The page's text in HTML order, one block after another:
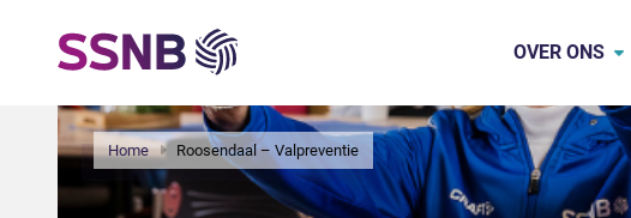
OVER ONS
Home Roosendaal – Valpreventie